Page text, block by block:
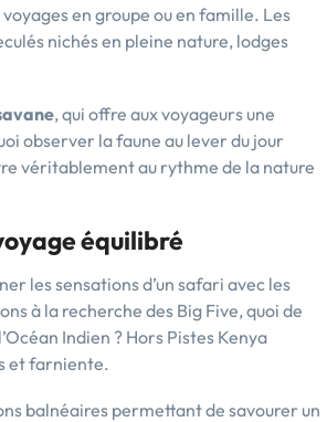
en groupe ou en famille. Les
nichés en pleine nature, lodges
, qui offre aux voyageurs une
observer la faune au lever du jour
véritablement au rythme de la nature
équilibré
les sensations d’un safari avec les
à la recherche des Big Five, quoi de
Indien ? Hors Pistes Kenya
et farniente.
balnéaires permettant de savourer un